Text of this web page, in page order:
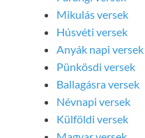
Mikulás versek
Húsvéti versek
Anyák napi versek
Pünkösdi versek
Ballagásra versek
Névnapi versek
Külföldi versek